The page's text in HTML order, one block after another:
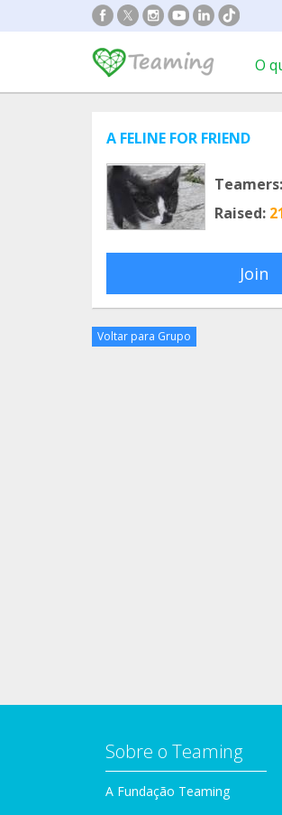
O
A FELINE FOR FRIEND
Teamers:
Raised:
Join
Voltar para Grupo
Sobre o Teaming
A Fundação Teaming